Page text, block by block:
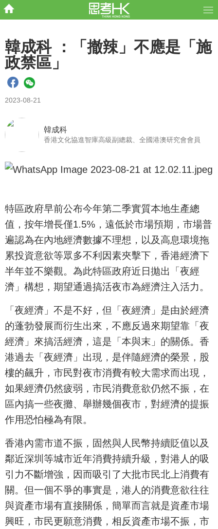
韓成科 ：「撤辣」不應是「施
政禁區」
2023-08-21
韓成科
香港文化協進智庫高級副總裁、全國港澳研究會會員
特區政府早前公布今年第二季實質本地生產總
值，按年增長僅1.5%，遠低於市場預期，市場普
遍認為在內地經濟數據不理想，以及高息環境拖
累投資意欲等眾多不利因素夾擊下，香港經濟下
半年並不樂觀。為此特區政府近日拋出「夜經
濟」構想，期望通過搞活夜市為經濟注入活力。
「夜經濟」不是不好，但「夜經濟」是由於經濟
的蓬勃發展而衍生出來，不應反過來期望靠「夜
經濟」來搞活經濟，這是「本與末」的關係。香
港過去「夜經濟」出現，是伴隨經濟的榮景，股
樓的飆升，市民對夜市消費有較大需求而出現，
如果經濟仍然疲弱，市民消費意欲仍然不振，在
區內搞一些夜攤、舉辦幾個夜市，對經濟的提振
作用恐怕極為有限。
香港內需市道不振，固然與人民幣持續貶值以及
鄰近深圳等城市近年消費持續升級，對港人的吸
引力不斷增強，因而吸引了大批市民北上消費有
關。但一個不爭的事實是，港人的消費意欲往往
與資產市場有直接關係，簡單而言就是資產市場
興旺，市民更願意消費，相反資產市場不振，市